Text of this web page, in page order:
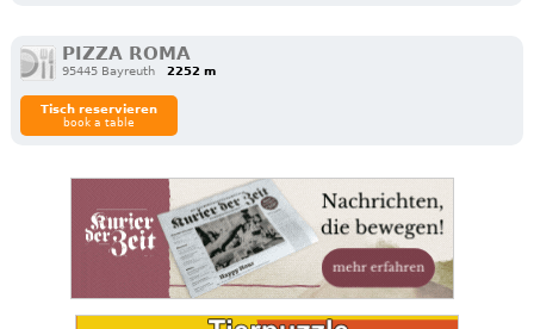
PIZZA ROMA
95445 Bayreuth 2252 m
Tisch reservieren
book a table